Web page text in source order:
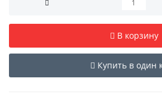
В корзину
Купить в один